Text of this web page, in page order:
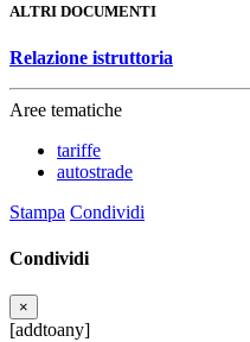
ALTRI DOCUMENTI
Relazione istruttoria
Aree tematiche
tariffe
autostrade
Stampa Condividi
Condividi
×
[addtoany]